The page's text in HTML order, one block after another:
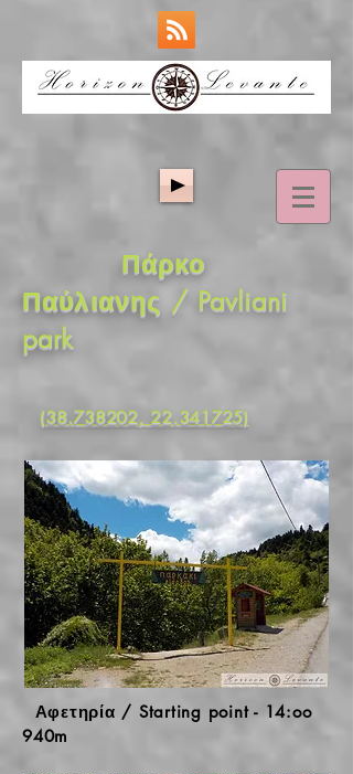
Πάρκο
Παύλιανης / Pavliani
park
(38.738202, 22.341725)
Αφετηρία / Starting point - 14:oo
940m